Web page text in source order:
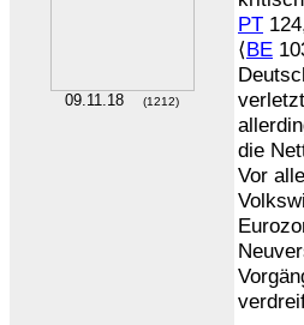
09.11.18 (1212)
PT
⟨BE
die
Vor